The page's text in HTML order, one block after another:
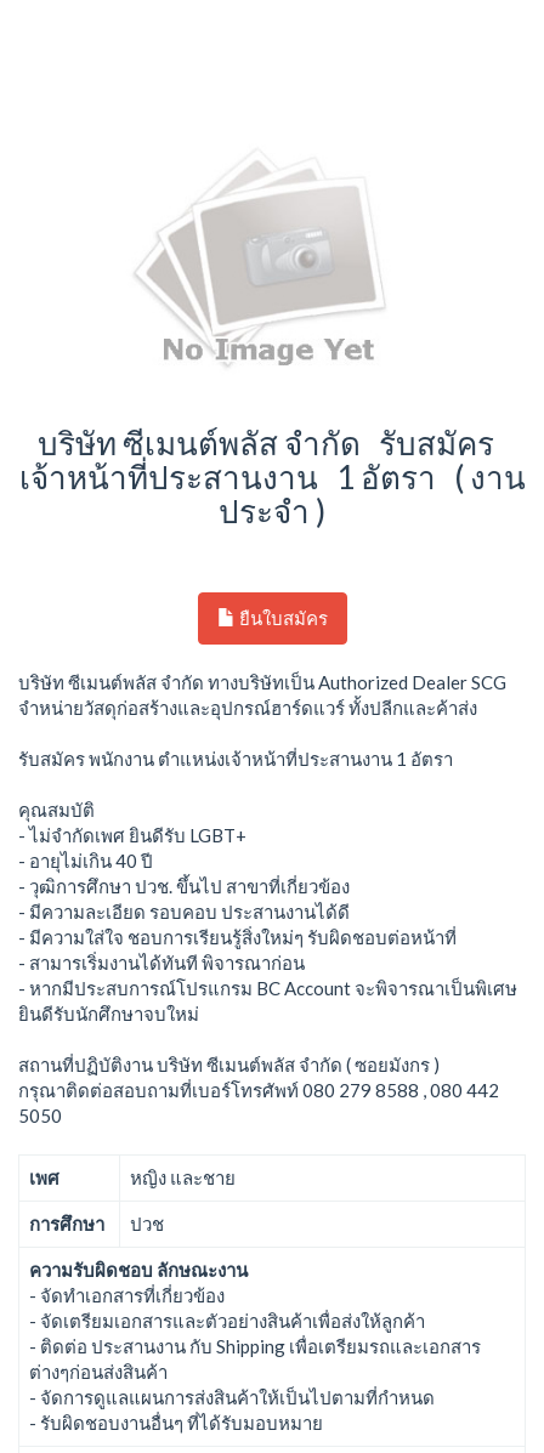
บริษัท ซีเมนต์พลัส จำกัด รับสมัคร
เจ้าหน้าที่ประสานงาน 1 อัตรา ( งาน
ประจำ )
ยืนใบสมัคร
บริษัท ซีเมนต์พลัส จำกัด ทางบริษัทเป็น Authorized Dealer SCG
จำหน่ายวัสดุก่อสร้างและอุปกรณ์ฮาร์ดแวร์ ทั้งปลีกและค้าส่ง
รับสมัคร พนักงาน ตำแหน่งเจ้าหน้าที่ประสานงาน 1 อัตรา
คุณสมบัติ
- ไม่จำกัดเพศ ยินดีรับ LGBT+
- อายุไม่เกิน 40 ปี
- วุฒิการศึกษา ปวช. ขึ้นไป สาขาที่เกี่ยวข้อง
- มีความละเอียด รอบคอบ ประสานงานได้ดี
- มีความใส่ใจ ชอบการเรียนรู้สิ่งใหม่ๆ รับผิดชอบต่อหน้าที่
- สามารเริ่มงานได้ทันที พิจารณาก่อน
- หากมีประสบการณ์โปรแกรม BC Account จะพิจารณาเป็นพิเศษ
ยินดีรับนักศึกษาจบใหม่
สถานที่ปฏิบัติงาน บริษัท ซีเมนต์พลัส จำกัด ( ซอยมังกร )
กรุณาติดต่อสอบถามที่เบอร์โทรศัพท์ 080 279 8588 , 080 442
5050
เพศ หญิง และชาย
การศึกษา ปวช
ความรับผิดชอบ ลักษณะงาน
- จัดทำเอกสารที่เกี่ยวข้อง
- จัดเตรียมเอกสารและตัวอย่างสินค้าเพื่อส่งให้ลูกค้า
- ติดต่อ ประสานงาน กับ Shipping เพื่อเตรียมรถและเอกสาร
ต่างๆก่อนส่งสินค้า
- จัดการดูแลแผนการส่งสินค้าให้เป็นไปตามที่กำหนด
- รับผิดชอบงานอื่นๆ ที่ได้รับมอบหมาย